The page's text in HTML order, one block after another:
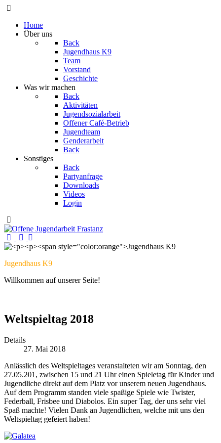
Home
Über uns
Back
Jugendhaus K9
Team
Vorstand
Geschichte
Was wir machen
Back
Aktivitäten
Jugendsozialarbeit
Offener Café-Betrieb
Jugendteam
Genderarbeit
Back
Sonstiges
Back
Partyanfrage
Downloads
Videos
Login
Jugendhaus K9
Willkommen auf unserer Seite!
Weltspieltag 2018
Details
27. Mai 2018
Anlässlich des Weltspieltages veranstalteten wir am Sonntag, den
27.05.201, zwischen 15 und 21 Uhr einen Spieletag für Kinder und
Jugendliche direkt auf dem Platz vor unserem neuen Jugendhaus.
Auf dem Programm standen viele spaßige Spiele wie Twister,
Federball, Frisbee und Diabolos. Ein super Tag, der uns sehr viel
Spaß machte! Vielen Dank an Jugendlichen, welche mit uns den
Weltspieltag gefeiert haben!